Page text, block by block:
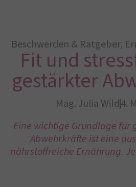
Beschwerden & Ratgeber,
Fit und
gestärkter
Mag. Julia Wild4.
Eine wichtige Grundlage
Abwehrkräfte ist eine
nährstoffreiche Ernährung.